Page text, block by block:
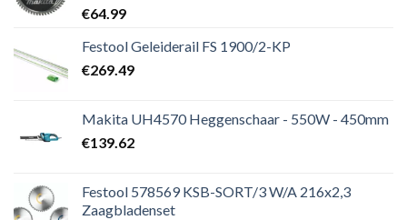
€64.99
Festool Geleiderail FS 1900/2-KP
€269.49
Makita UH4570 Heggenschaar - 550W - 450mm
€139.62
Festool 578569 KSB-SORT/3 W/A 216x2,3
Zaagbladenset